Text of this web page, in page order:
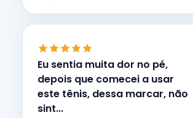
Eu sentia muita dor no pé,
depois que comecei a usar
este tênis, dessa marcar, não
sint...